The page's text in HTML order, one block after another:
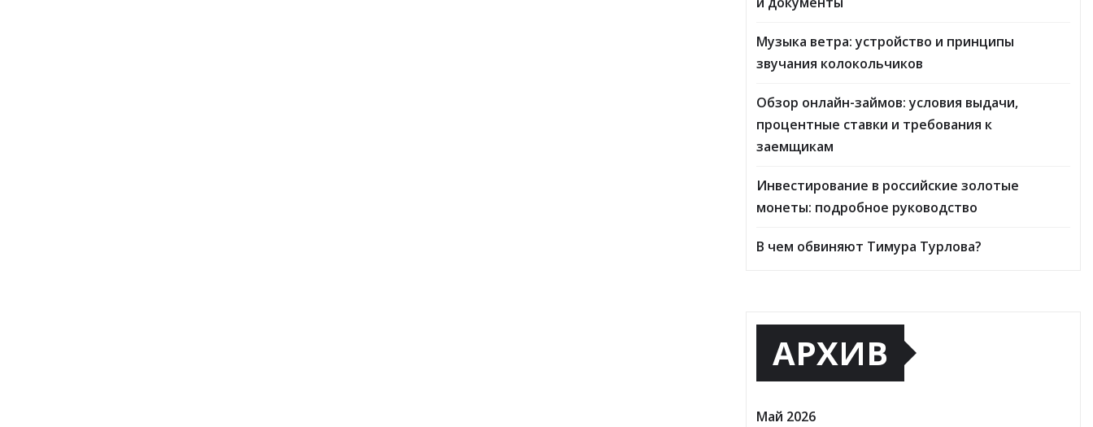
Музыка ветра: устройство и принципы
звучания колокольчиков
Обзор онлайн-займов: условия выдачи,
процентные ставки и требования к
заемщикам
Инвестирование в российские золотые
монеты: подробное руководство
В чем обвиняют Тимура Турлова?
АРХИВ
Май 2026